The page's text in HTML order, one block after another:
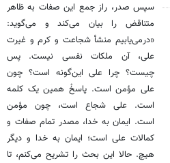
سپس صدر، راز جمع این صفات به ظاهر
متناقض را بیان می‌کند و می‌گوید:
«درمی‌یابیم منشأ شجاعت و کرم و غیرت
علی، آن ملکات نفسی نیست. پس
چیست؟ چرا علی این‌گونه است؟ چون
علی مؤمن است. پاسخْ همین یک کلمه
است. علی شجاع است، چون مؤمن
است. ایمان به خدا، مصدر تمام صفات و
کمالات علی است؛ ایمان به خدا و دیگر
هیچ. حالا این بحث را تشریح می‌کنم، تا